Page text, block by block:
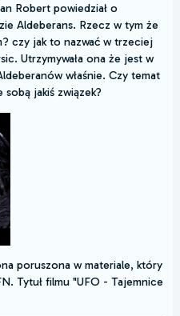
Robert powiedział o
Aldeberans. Rzecz w tym że
czy jak to nazwać w trzeciej
Utrzymywała ona że jest w
właśnie. Czy temat
jakiś związek?
poruszona w materiale, który
Tytuł filmu "UFO - Tajemnice